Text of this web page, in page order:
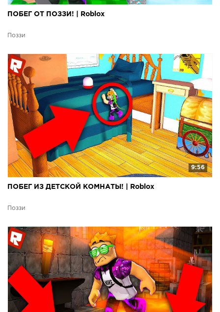
ПОБЕГ ОТ ПОЗЗИ! | Roblox
Поззи
9:56
ПОБЕГ ИЗ ДЕТСКОЙ КОМНАТЫ! | Roblox
Поззи